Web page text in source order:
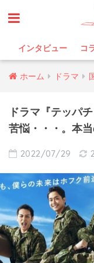
インタビュー コ
ホーム ドラマ
ドラマ『テッパ
苦悩・・・。本
2022/07/29